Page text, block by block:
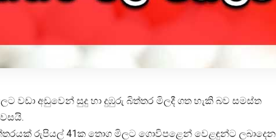
වඩා අඩුවෙන් සුදු හා දුඹුරු බිත්තර මිලදී ගත හැකි බව සමස්ත
රුපියල් 41ක තොග මිලට ගොවිපළෙන් වෙළඳුන්ට ලබාදෙන